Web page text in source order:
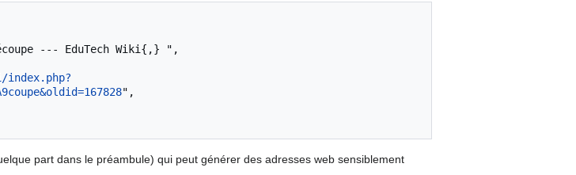
",
part dans le préambule) qui peut générer des adresses web sensiblement